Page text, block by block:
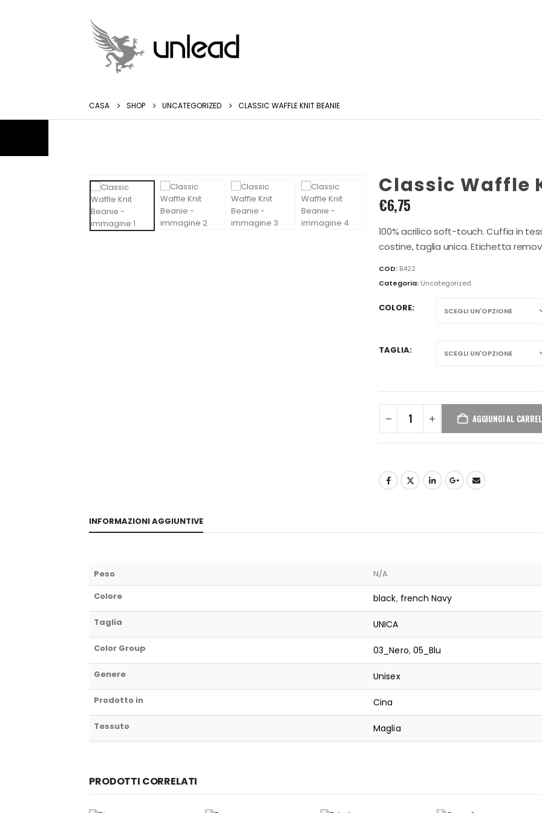
CASA SHOP UNCATEGORIZED CLASSIC WAFFLE KNIT BEANIE
Classic Waffle
€6,75
100% acrilico soft-touch. Cuffia in
costine, taglia unica. Etichetta
COD: B422
Categoria: Uncategorized
COLORE
TAGLIA
AGGIUNGI AL
INFORMAZIONI AGGIUNTIVE
Peso
N/A
Colore
black, french Navy
Taglia UNICA
Color Group 03_Nero, 05_Blu
Genere Unisex
Prodotto in Cina
Tessuto Maglia
PRODOTTI CORRELATI